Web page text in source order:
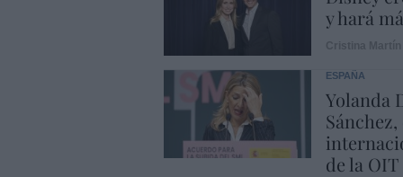
y hará
ESPAÑA
Yolanda
de la OIT